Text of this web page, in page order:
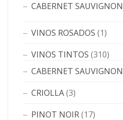
CABERNET SAUVIGNON
VINOS ROSADOS (1)
VINOS TINTOS (310)
CABERNET SAUVIGNON
CRIOLLA(3)
PINOT NOIR(17)